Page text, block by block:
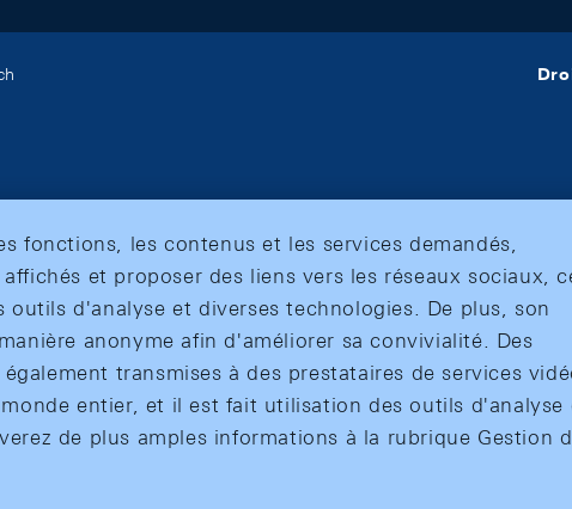
fonctions, les contenus et les services demandés,
et proposer des liens vers les réseaux sociaux,
outils d'analyse et diverses technologies. De plus, son
anonyme afin d'améliorer sa convivialité. Des
transmises à des prestataires de services
entier, et il est fait utilisation des outils d'analyse
de plus amples informations à la rubrique Gestion